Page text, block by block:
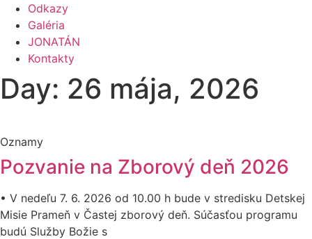
Odkazy
Galéria
JONATÁN
Kontakty
Day: 26 mája, 2026
Oznamy
Pozvanie na Zborový deň 2026
• V nedeľu 7. 6. 2026 od 10.00 h bude v stredisku Detskej
Misie Prameň v Častej zborový deň. Súčasťou programu
budú Služby Božie s